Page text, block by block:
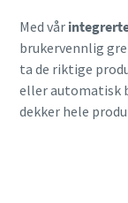
Med vår
brukervennlig
ta de riktige
eller automatisk
dekker hele